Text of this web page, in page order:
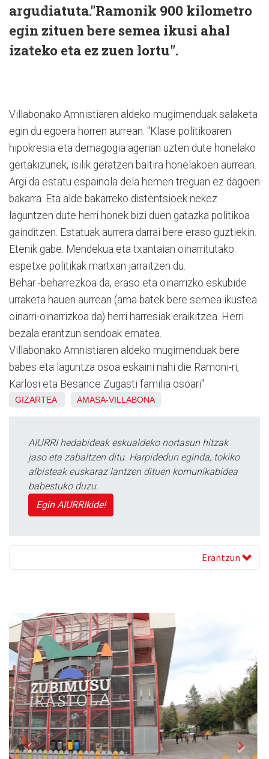
argudiatuta."Ramonik 900 kilometro
egin zituen bere semea ikusi ahal
izateko eta ez zuen lortu".
Villabonako Amnistiaren aldeko mugimenduak salaketa
egin du egoera horren aurrean. "Klase politikoaren
hipokresia eta demagogia agerian uzten dute honelako
gertakizunek, isilik geratzen baitira honelakoen aurrean.
Argi da estatu espainola dela hemen treguan ez dagoen
bakarra. Eta alde bakarreko distentsioek nekez
laguntzen dute herri honek bizi duen gatazka politikoa
gainditzen. Estatuak aurrera darrai bere eraso guztiekin.
Etenik gabe. Mendekua eta txantaian oinarritutako
espetxe politikak martxan jarraitzen du.
Behar -beharrezkoa da, eraso eta oinarrizko eskubide
urraketa hauen aurrean (ama batek bere semea ikustea
oinarri-oinarrizkoa da) herri harresiak eraikitzea. Herri
bezala erantzun sendoak ematea.
Villabonako Amnistiaren aldeko mugimenduak bere
babes eta laguntza osoa eskaini nahi die Ramoni-ri,
Karlosi eta Besance Zugasti familia osoari".
GIZARTEA AMASA-VILLABONA
AIURRI hedabideak eskualdeko nortasun hitzak
jaso eta zabaltzen ditu. Harpidedun eginda, tokiko
albisteak euskaraz lantzen dituen komunikabidea
babestuko duzu.
Egin AIURRIkide!
Erantzun
Previous Next